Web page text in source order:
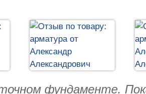
фундаменте.